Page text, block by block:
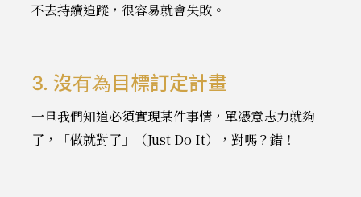
不去持續追蹤，很容易就會失敗。
3. 沒有為目標訂定計畫
一旦我們知道必須實現某件事情，單憑意志力就夠
了，「做就對了」（Just Do It），對嗎？錯！